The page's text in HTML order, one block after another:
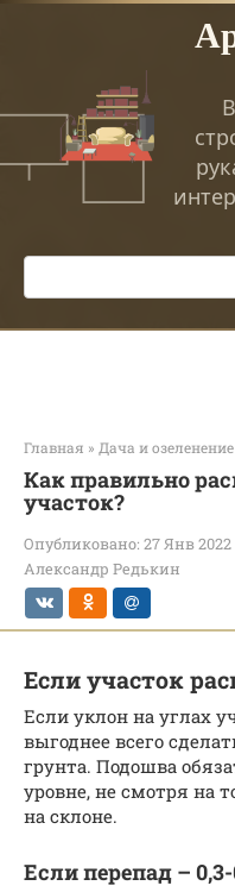
Перейти
Поиск:
Главная » Дача и озеленение
Как правильно
участок?
Опубликовано: 27 Янв 2022
Александр Редькин
Если участок
Если уклон на углах
выгоднее всего
грунта. Подошва
уровне, не смотря на
на склоне.
Если перепад –